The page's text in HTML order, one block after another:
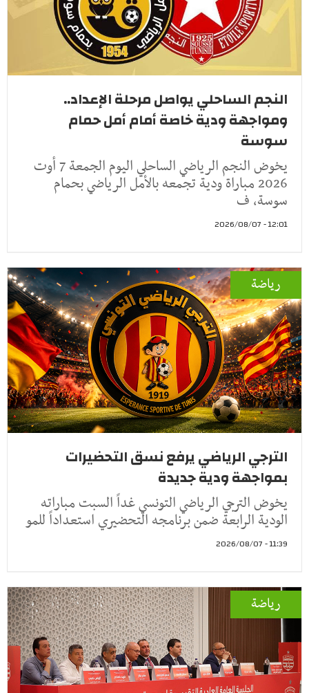
النجم الساحلي يواصل مرحلة الإعداد..
ومواجهة ودية خاصة أمام أمل حمام
سوسة
يخوض النجم الرياضي الساحلي اليوم الجمعة 7 أوت
2026 مباراة ودية تجمعه بالأمل الرياضي بحمام
سوسة، ف
12:01 - 2026/08/07
رياضة
الترجي الرياضي يرفع نسق التحضيرات
بمواجهة ودية جديدة
يخوض الترجي الرياضي التونسي غداً السبت مباراته
الودية الرابعة ضمن برنامجه التحضيري استعداداً للمو
11:39 - 2026/08/07
رياضة